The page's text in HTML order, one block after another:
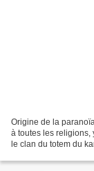
Origine de la
à toutes les religions,
le clan du totem du